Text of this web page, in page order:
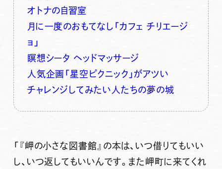
オトナの自習室
月に一度のおもてなし「カフェ チリエージ
ョ」
瞑想シータ ヘッドマッサージ
人気企画「星空ピクニック」がアツい
チャレンジしてみたい人たちの夢の城
「『岬の小さな図書館』の本は、いつ借りてもいい
し、いつ返してもいいんです。また岬町に来てくれ